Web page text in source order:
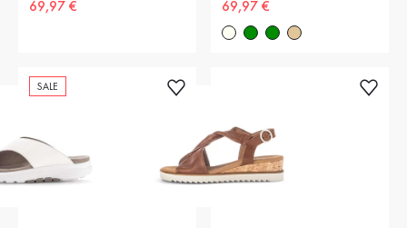
Neuer Preis
69,97 € Neuer Preis
69,97 €
SALE